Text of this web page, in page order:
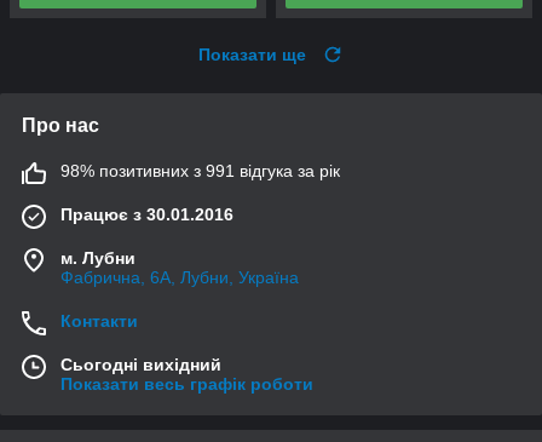
Показати ще
Про нас
98% позитивних з 991 відгука за рік
Працює з 30.01.2016
м. Лубни
Фабрична, 6А, Лубни, Україна
Контакти
Сьогодні вихідний
Показати весь графік роботи